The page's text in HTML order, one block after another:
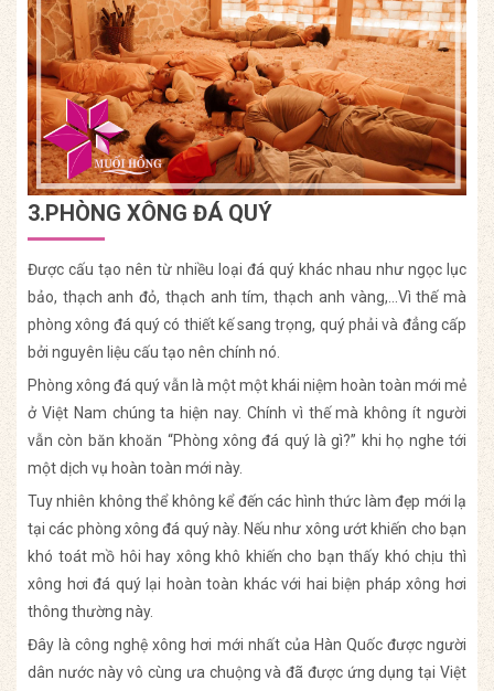
3.PHÒNG XÔNG ĐÁ QUÝ
Được cấu tạo nên từ nhiều loại đá quý khác nhau như ngọc lục
bảo, thạch anh đỏ, thạch anh tím, thạch anh vàng,…Vì thế mà
phòng xông đá quý có thiết kế sang trọng, quý phải và đẳng cấp
bởi nguyên liệu cấu tạo nên chính nó.
Phòng xông đá quý vẫn là một một khái niệm hoàn toàn mới mẻ
ở Việt Nam chúng ta hiện nay. Chính vì thế mà không ít người
vẫn còn băn khoăn “Phòng xông đá quý là gì?” khi họ nghe tới
một dịch vụ hoàn toàn mới này.
Tuy nhiên không thể không kể đến các hình thức làm đẹp mới lạ
tại các phòng xông đá quý này. Nếu như xông ướt khiến cho bạn
khó toát mồ hôi hay xông khô khiến cho bạn thấy khó chịu thì
xông hơi đá quý lại hoàn toàn khác với hai biện pháp xông hơi
thông thường này.
Đây là công nghệ xông hơi mới nhất của Hàn Quốc được người
dân nước này vô cùng ưa chuộng và đã được ứng dụng tại Việt